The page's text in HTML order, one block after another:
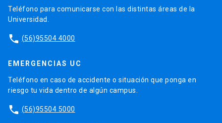
Teléfono para comunicarse con las distintas áreas de la
Universidad.
phone (56)95504 4000
EMERGENCIAS UC
Teléfono en caso de accidente o situación que ponga en
riesgo tu vida dentro de algún campus.
phone (56)95504 5000